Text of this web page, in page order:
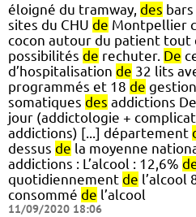
éloigné du tramway, des bars
sites du CHU de Montpellier
cocon autour du patient tout
possibilités de rechuter. De
d’hospitalisation de 32 lits
programmés et 18 de gestion
somatiques des addictions
jour (addictologie +
addictions) [...] département
dessus de la moyenne
addictions : L’alcool : 12,6%
quotidiennement de l’alcool
consommé de l’alcool
11/09/2020 18:06